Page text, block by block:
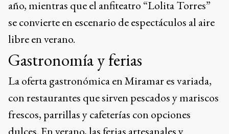
año, mientras que el anfiteatro “Lolita Torres”
se convierte en escenario de espectáculos al aire
libre en verano.
Gastronomía y ferias
La oferta gastronómica en Miramar es variada,
con restaurantes que sirven pescados y mariscos
frescos, parrillas y cafeterías con opciones